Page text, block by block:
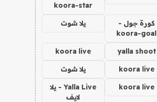
koora-star
كورة جول -
koora-goal
يلا شوت
yalla shoot
koora live
koora live يلا شوت
koora live
Yalla Live - يلا
لايف